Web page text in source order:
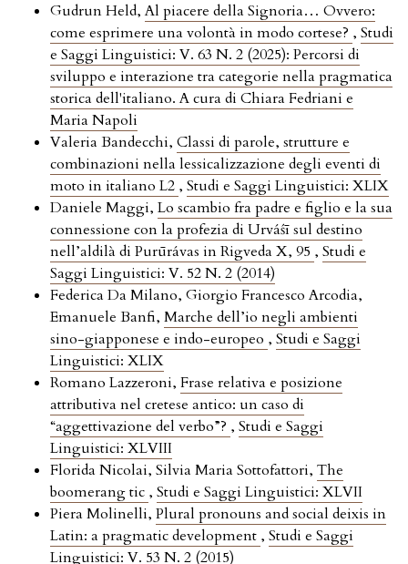
Gudrun Held,Al piacere della Signoria… Ovvero:
come esprimere una volontà in modo cortese? , Studi
e Saggi Linguistici: V. 63 N. 2 (2025): Percorsi di
sviluppo e interazione tra categorie nella pragmatica
storica dell'italiano. A cura di Chiara Fedriani e
Maria Napoli
Valeria Bandecchi, Classi di parole, strutture e
combinazioni nella lessicalizzazione degli eventi di
moto in italiano L2 , Studi e Saggi Linguistici: XLIX
Daniele Maggi, Lo scambio fra padre e figlio e la sua
connessione con la profezia di Urváśī sul destino
nell’aldilà di Purūrávas in Rigveda X, 95 , Studi e
Saggi Linguistici: V. 52 N. 2 (2014)
Federica Da Milano, Giorgio Francesco Arcodia,
Emanuele Banfi, Marche dell’io negli ambienti
sino-giapponese e indo-europeo , Studi e Saggi
Linguistici: XLIX
Romano Lazzeroni, Frase relativa e posizione
attributiva nel cretese antico: un caso di
“aggettivazione del verbo”? , Studi e Saggi
Linguistici: XLVIII
Florida Nicolai, Silvia Maria Sottofattori, The
boomerang tic , Studi e Saggi Linguistici: XLVII
Piera Molinelli, Plural pronouns and social deixis in
Latin: a pragmatic development , Studi e Saggi
Linguistici: V. 53 N. 2 (2015)